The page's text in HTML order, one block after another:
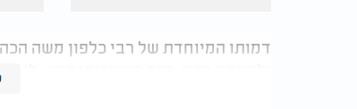
דמותו המיוחדת של רבי כלפון משה
ולמעמד רבני. כבר בצעירותו הוצע
ענווה עמוקה ויראת האחריות. הצעות